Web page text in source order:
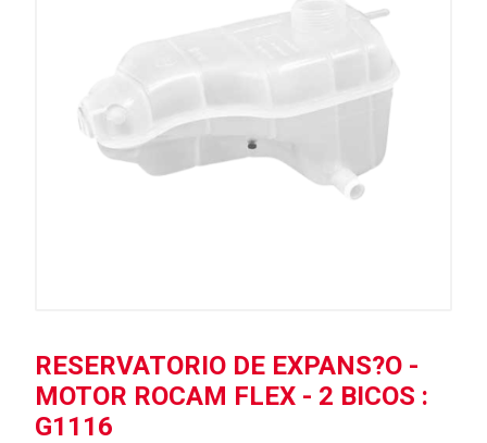
RESERVATORIO DE EXPANS?O -
MOTOR ROCAM FLEX - 2 BICOS :
G1116